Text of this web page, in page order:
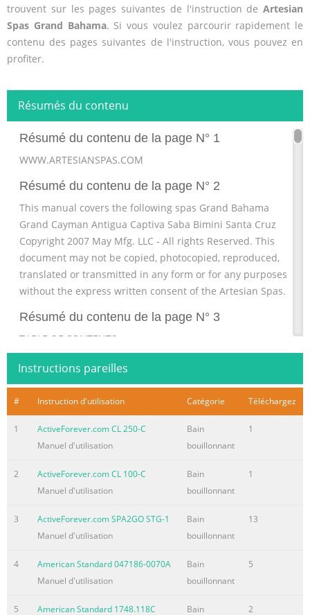
trouvent sur les pages suivantes de l'instruction de Artesian
Spas Grand Bahama. Si vous voulez parcourir rapidement le
contenu des pages suivantes de l'instruction, vous pouvez en
profiter.
Résumés du contenu
Résumé du contenu de la page N° 1
WWW.ARTESIANSPAS.COM
Résumé du contenu de la page N° 2
This manual covers the following spas Grand Bahama
Grand Cayman Antigua Captiva Saba Bimini Santa Cruz
Copyright 2007 May Mfg. LLC - All rights Reserved. This
document may not be copied, photocopied, reproduced,
translated or transmitted in any form or for any purposes
without the express written consent of the Artesian Spas.
Résumé du contenu de la page N° 3
TABLE OF CONTENTS
Congratulations........................................................ 1 Safety
Warnings........................................................ 3 Line
Drawing Key..................................................... 6 Spa
Configuration and Specs............... 7 Pump
Résumé du contenu de la page N° 4
Interior............................... 64 Cover
Care...................................................... 65 Chemical
Chemistry.............................................................. 68 Water
Treatment Glossary...................................... 68 Spa
Chemicals Glossary........................................ 73
Instructions pareilles
# Instruction d'utilisation Catégorie Téléchargez
1
ActiveForever.com CL 250-C
Manuel d'utilisation
Bain
bouillonnant
1
2
ActiveForever.com CL 100-C
Manuel d'utilisation
Bain
bouillonnant
1
3
ActiveForever.com SPA2GO STG-1
Manuel d'utilisation
Bain
bouillonnant
13
4
American Standard 047186-0070A
Manuel d'utilisation
Bain
bouillonnant
5
5
American Standard 1748.118C
Bain
2